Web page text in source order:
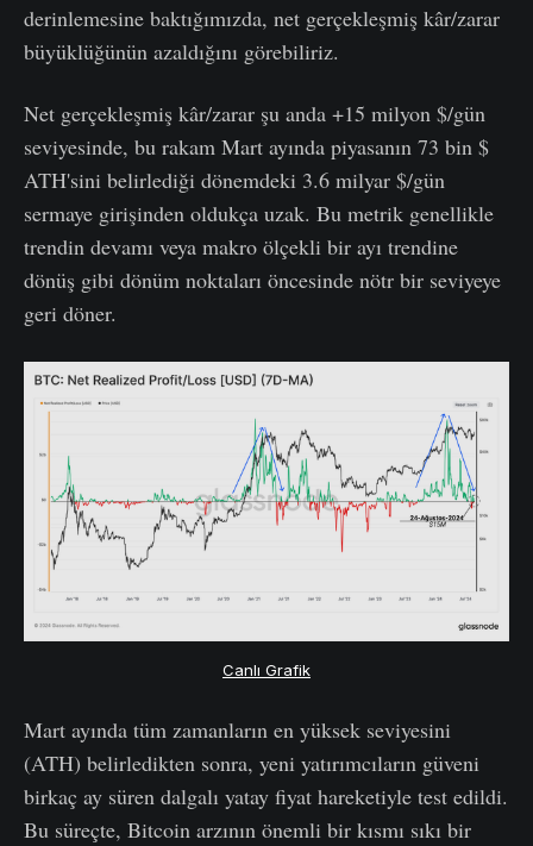
derinlemesine baktığımızda, net gerçekleşmiş kâr/zarar
büyüklüğünün azaldığını görebiliriz.
Net gerçekleşmiş kâr/zarar şu anda +15 milyon $/gün
seviyesinde, bu rakam Mart ayında piyasanın 73 bin $
ATH'sini belirlediği dönemdeki 3.6 milyar $/gün
sermaye girişinden oldukça uzak. Bu metrik genellikle
trendin devamı veya makro ölçekli bir ayı trendine
dönüş gibi dönüm noktaları öncesinde nötr bir seviyeye
geri döner.
Canlı Grafik
Mart ayında tüm zamanların en yüksek seviyesini
(ATH) belirledikten sonra, yeni yatırımcıların güveni
birkaç ay süren dalgalı yatay fiyat hareketiyle test edildi.
Bu süreçte, Bitcoin arzının önemli bir kısmı sıkı bir